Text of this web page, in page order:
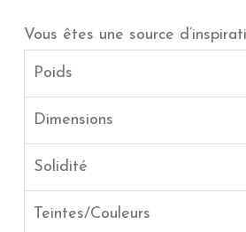
Vous êtes une source
Poids
Dimensions
Solidité
Teintes/Couleurs